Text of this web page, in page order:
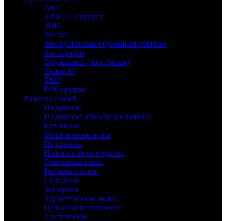
АиР
ЗЗОСС, Златоуст
ЗИК
Златко
Златоустовская оружейная фабрика
Златпрофит
Оружейник (Арт-Грани)
Стиль-М
ТМГ
РОСоружие
Разделы ножей
Из дамаска
Из дамаска атмосферостойкого
Кухонные
Метательные ножи
Недорогие
Ножи из литого булата
Охотничьи ножи
Рыбацкие ножи
Складные
Топорики
Туристические ножи
Цельнометаллические
Тактические